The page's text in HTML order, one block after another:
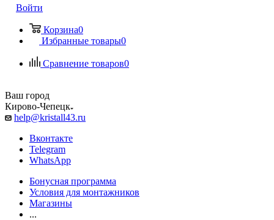
Войти
Корзина0
Избранные товары0
Сравнение товаров0
Ваш город
Кирово-Чепецк
help@kristall43.ru
Вконтакте
Telegram
WhatsApp
Бонусная программа
Условия для монтажников
Магазины
...